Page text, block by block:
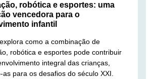
robótica e esportes: uma
vencedora para o
infantil
como a combinação de
robótica e esportes pode contribuir
integral das crianças,
as para os desafios do século XXI.